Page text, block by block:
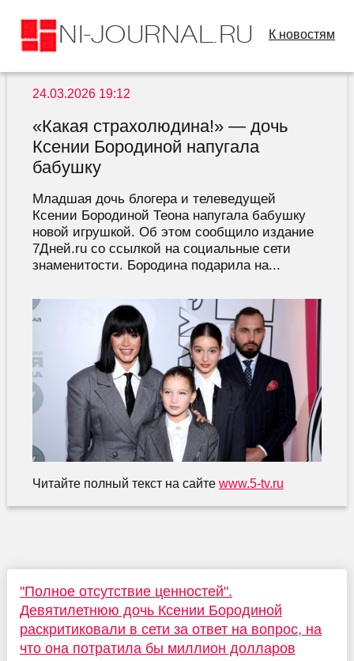
К новостям
24.03.2026 19:12
«Какая страхолюдина!» — дочь
Ксении Бородиной напугала
бабушку
Младшая дочь блогера и телеведущей
Ксении Бородиной Теона напугала бабушку
новой игрушкой. Об этом сообщило издание
7Дней.ru со ссылкой на социальные сети
знаменитости. Бородина подарила на...
Читайте полный текст на сайте www.5-tv.ru
"Полное отсутствие ценностей".
Девятилетнюю дочь Ксении Бородиной
раскритиковали в сети за ответ на вопрос, на
что она потратила бы миллион долларов